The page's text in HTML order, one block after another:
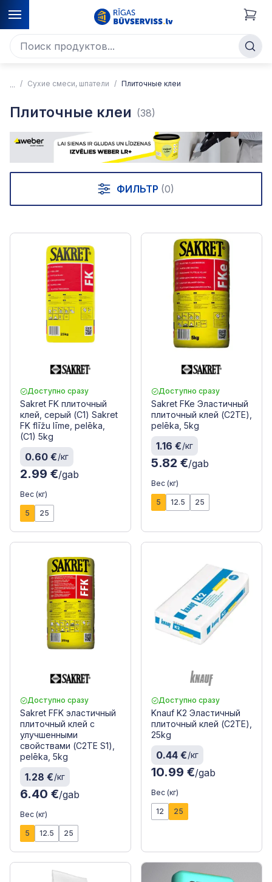
Сухие смеси, шпатели Плиточные клеи
Плиточные клеи (38)
ФИЛЬТР (0)
Доступно сразу
Sakret FK плиточный
клей, серый (C1) Sakret
FK flīžu līme, pelēka,
(C1) 5kg
0.60 €/кг
2.99 €/gab
Вес (кг)
5 25
Доступно сразу
Sakret FKe Эластичный
плиточный клей (C2TE),
pelēka, 5kg
1.16 €/кг
5.82 €/gab
Вес (кг)
5 12.5 25
Доступно сразу
Sakret FFK эластичный
плиточный клей с
улучшенными
свойствами (C2TE S1),
pelēka, 5kg
1.28 €/кг
6.40 €/gab
Вес (кг)
5 12.5 25
Доступно сразу
Knauf K2 Эластичный
плиточный клей (C2TE),
25kg
0.44 €/кг
10.99 €/gab
Вес (кг)
12 25